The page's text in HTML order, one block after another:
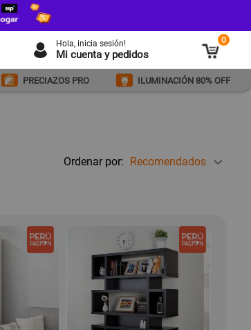
Hola, inicia sesión!
Mi cuenta y pedidos
0
PRECIAZOS PRO ILUMINACIÓN 80% OFF
Ordenar por: Recomendados